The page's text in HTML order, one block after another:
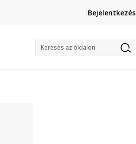
Lépj velünk kapcsolatba
online@sport-vision.huBejelentkezés
Keresés az oldalon